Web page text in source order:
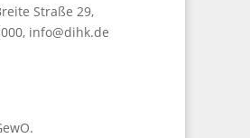
Straße 29,
info@dihk.de